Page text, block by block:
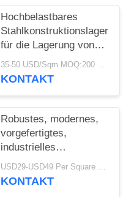
Hochbelastbares
Stahlkonstruktionslager
für die Lagerung von
Zementwerken
35-50 USD/Sqm MOQ:200 sqm
KONTAKT
Robustes, modernes,
vorgefertigtes,
industrielles
Stahlkonstruktionslager
für die Fabrik
USD29-USD49 Per Square Meter MOQ:200 Quadratmeter
KONTAKT